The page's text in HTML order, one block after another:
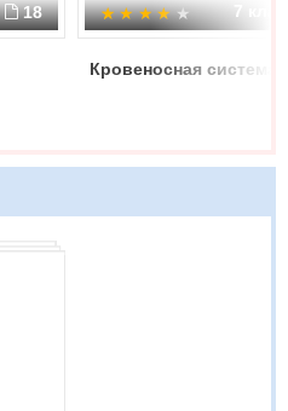
18 7
Кровеносная